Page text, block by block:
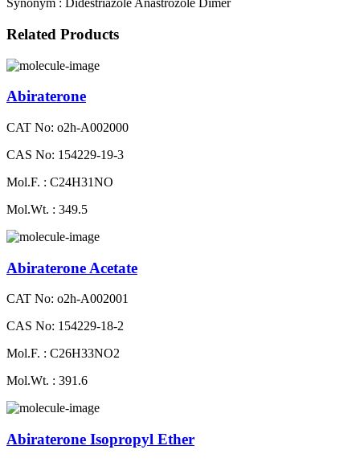
Synonym : Didestriazole Anastrozole Dimer
Related Products
Abiraterone
CAT No: o2h-A002000
CAS No: 154229-19-3
Mol.F. : C24H31NO
Mol.Wt. : 349.5
Abiraterone Acetate
CAT No: o2h-A002001
CAS No: 154229-18-2
Mol.F. : C26H33NO2
Mol.Wt. : 391.6
Abiraterone Isopropyl Ether